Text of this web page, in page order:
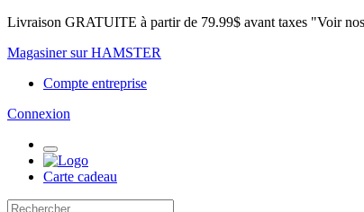
Livraison GRATUITE à partir de 79.99$ avant taxes "Voir
Magasiner sur HAMSTER
Compte entreprise
Connexion
Carte cadeau